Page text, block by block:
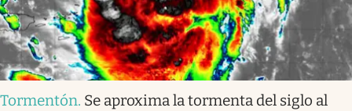
Tormentón. Se aproxima la tormenta del siglo al